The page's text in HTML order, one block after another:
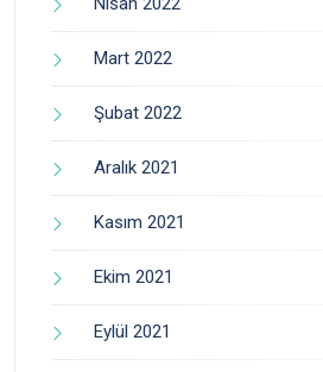
Mart 2022
Şubat 2022
Aralık 2021
Kasım 2021
Ekim 2021
Eylül 2021